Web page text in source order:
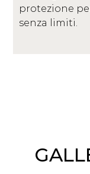
protezione
senza limiti.